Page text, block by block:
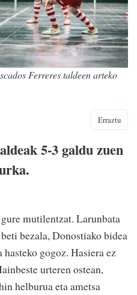
Ferreres taldeen arteko
Erraztu
5-3 galdu zuen
mutilentzat. Larunbata
bezala, Donostiako bidea
gogoz. Hasiera ez
urteren ostean,
helburua eta ametsa